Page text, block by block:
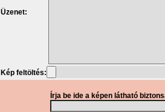
Üzenet:
Kép feltöltés:
Írja be ide a képen látható